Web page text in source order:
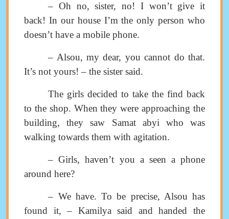
– Oh no, sister, no! I won’t give it
back! In our house I’m the only person who
doesn’t have a mobile phone.
– Alsou,my dear, you cannot do that.
It’s not yours! – the sister said.
The girls decided to take the find back
to the shop. When they were approaching the
building, they saw Samat abyi who was
walking towards them with agitation.
–Girls, haven’t you a seen a phone
around here?
– We have.To be precise, Alsou has
found it, – Kamilya said and handed the